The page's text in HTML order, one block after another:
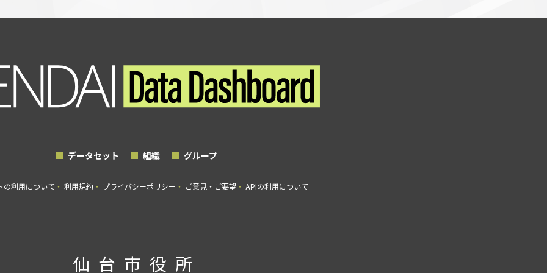
データセット 組織 グループ
の利用について 利用規約 プライバシーポリシー ご意見・ご要望 APIの利用について
仙台市役所